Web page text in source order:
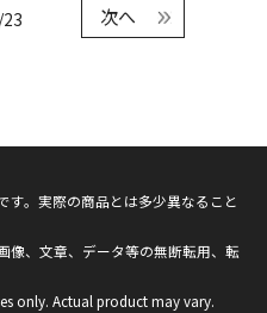
次へ
。実際の商品とは多少異なること
像、文章、データ等の無断転用、転
only. Actual product may vary.